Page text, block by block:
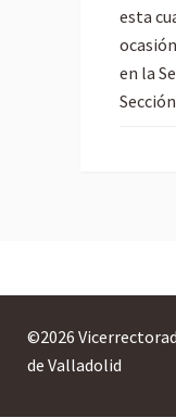
esta
en la
©2026
de Valladolid